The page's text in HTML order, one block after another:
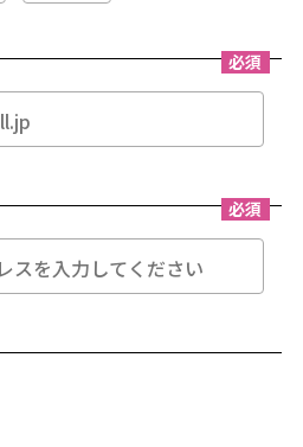
必須
必須